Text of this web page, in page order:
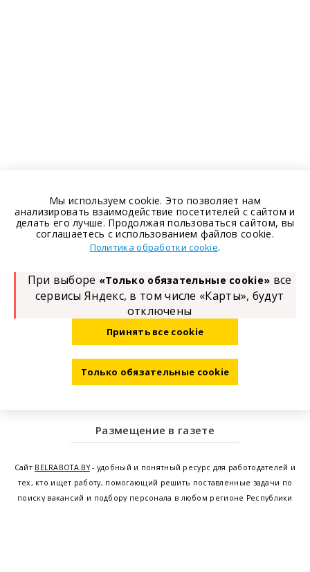
Размещение в газете
Сайт BELRABOTA.BY- удобный и понятный ресурс для работодателей и
тех, кто ищет работу, помогающий решить поставленные задачи по
поиску вакансий и подбору персонала в любом регионе Республики
Мы используем cookie. Это позволяет нам
анализировать взаимодействие посетителей с сайтом и
делать его лучше. Продолжая пользоваться сайтом, вы
соглашаетесь с использованием файлов cookie.
Политика обработки cookie.
При выборе «Только обязательные cookie» все
сервисы Яндекс, в том числе «Карты», будут
отключены
Принять все cookie
Только обязательные cookie